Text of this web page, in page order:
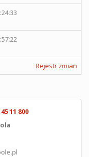
Rejestr zmian
11 800